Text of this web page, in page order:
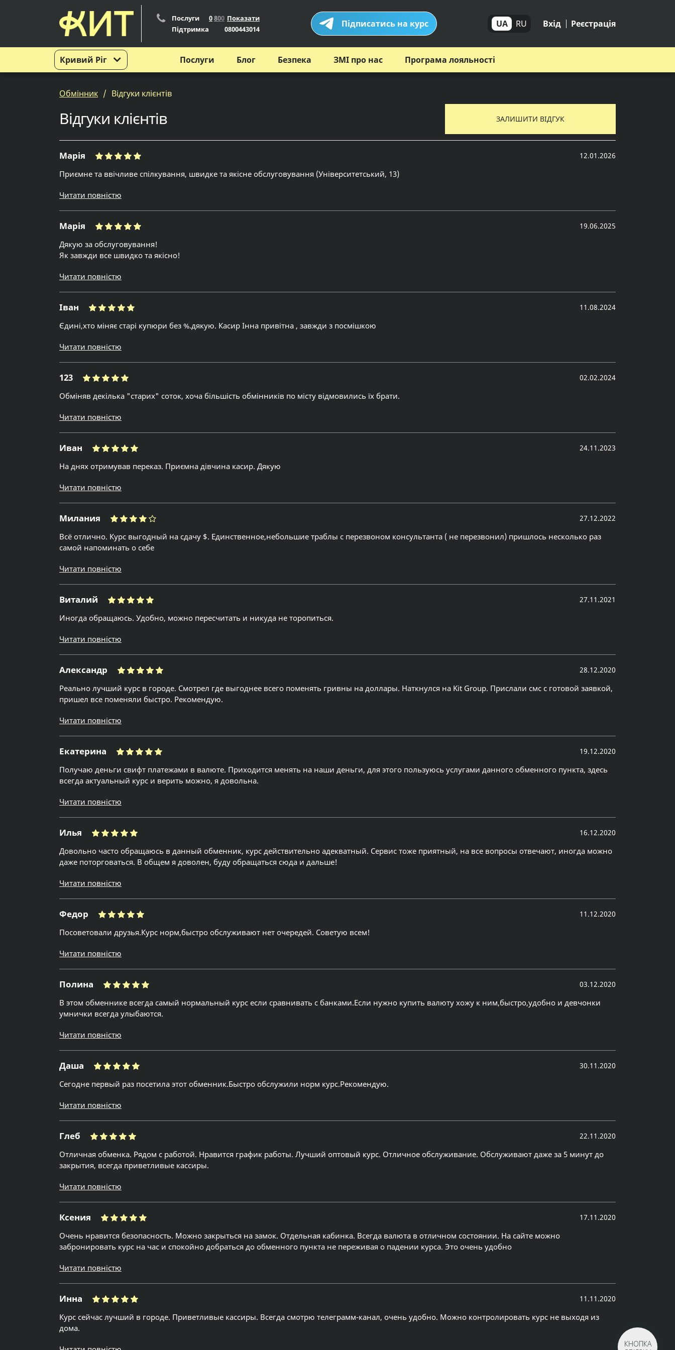
Кривий Ріг
Послуги 0800 Показати
Підтримка
0800443014 Підписатись на курс UA RU Вхід Реєстрація
Послуги Блог Безпека ЗМІ про нас Програма лояльності
Обмінник Відгуки клієнтів
Відгуки клієнтів ЗАЛИШИТИ ВІДГУК
Марія 12.01.2026
Приємне та ввічливе спілкування, швидке та якісне обслуговування (Університетський, 13)
Читати повністю
Марія 19.06.2025
Дякую за обслуговування!
Як завжди все швидко та якісно!
Читати повністю
Іван 11.08.2024
Єдині,хто міняє старі купюри без %.дякую. Касир Інна привітна , завжди з посмішкою
Читати повністю
123 02.02.2024
Обміняв декілька "старих" соток, хоча більшість обмінників по місту відмовились їх брати.
Читати повністю
Иван 24.11.2023
На днях отримував переказ. Приємна дівчина касир. Дякую
Читати повністю
Милания 27.12.2022
Всё отлично. Курс выгодный на сдачу $. Единственное,небольшие траблы с перезвоном консультанта ( не перезвонил) пришлось несколько раз
самой напоминать о себе
Читати повністю
Виталий 27.11.2021
Иногда обращаюсь. Удобно, можно пересчитать и никуда не торопиться.
Читати повністю
Александр 28.12.2020
Реально лучший курс в городе. Смотрел где выгоднее всего поменять гривны на доллары. Наткнулся на Kit Group. Прислали смс с готовой заявкой,
пришел все поменяли быстро. Рекомендую.
Читати повністю
Екатерина 19.12.2020
Получаю деньги свифт платежами в валюте. Приходится менять на наши деньги, для этого пользуюсь услугами данного обменного пункта, здесь
всегда актуальный курс и верить можно, я довольна.
Читати повністю
Илья 16.12.2020
Довольно часто обращаюсь в данный обменник, курс действительно адекватный. Сервис тоже приятный, на все вопросы отвечают, иногда можно
даже поторговаться. В общем я доволен, буду обращаться сюда и дальше!
Читати повністю
Федор 11.12.2020
Посоветовали друзья.Курс норм,быстро обслуживают нет очередей. Советую всем!
Читати повністю
Полина 03.12.2020
В этом обменнике всегда самый нормальный курс если сравнивать с банками.Если нужно купить валюту хожу к ним,быстро,удобно и девчонки
умнички всегда улыбаются.
Читати повністю
Даша 30.11.2020
Сегодне первый раз посетила этот обменник.Быстро обслужили норм курс.Рекомендую.
Читати повністю
Глеб 22.11.2020
Отличная обменка. Рядом с работой. Нравится график работы. Лучший оптовый курс. Отличное обслуживание. Обслуживают даже за 5 минут до
закрытия, всегда приветливые кассиры.
Читати повністю
Ксения 17.11.2020
Очень нравится безопасность. Можно закрыться на замок. Отдельная кабинка. Всегда валюта в отличном состоянии. На сайте можно
забронировать курс на час и спокойно добраться до обменного пункта не переживая о падении курса. Это очень удобно
Читати повністю
Инна 11.11.2020
Курс сейчас лучший в городе. Приветливые кассиры. Всегда смотрю телеграмм-канал, очень удобно. Можно контролировать курс не выходя из
дома.
КНОПКА